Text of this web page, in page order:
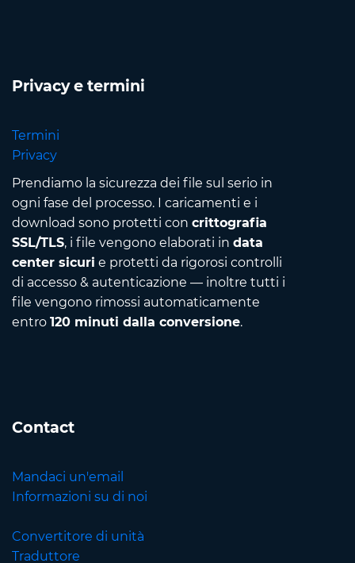
Privacy e termini
Termini
Privacy
Prendiamo la sicurezza dei file sul serio in
ogni fase del processo. I caricamenti e i
download sono protetti con crittografia
SSL/TLS, i file vengono elaborati in data
center sicuri e protetti da rigorosi controlli
di accesso & autenticazione — inoltre tutti i
file vengono rimossi automaticamente
entro 120 minuti dalla conversione.
Contact
Mandaci un'email
Informazioni su di noi
Convertitore di unità
Traduttore